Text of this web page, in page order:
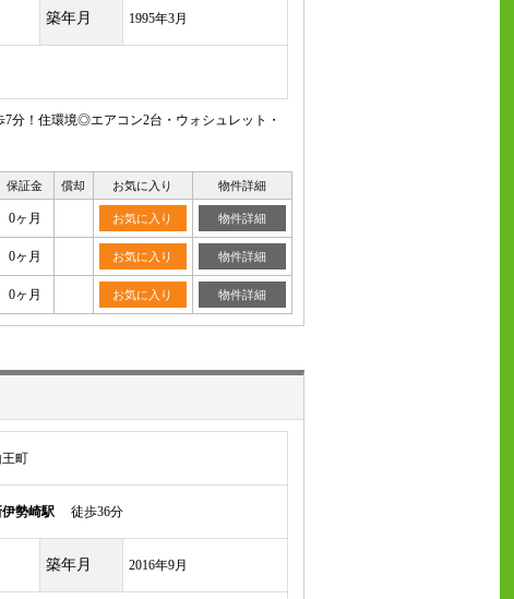
築年月 1995年3月
！住環境◎エアコン2台・ウォシュレット・
保証金 償却 お気に入り 物件詳細
0ヶ月 お気に入り 物件詳細
0ヶ月 お気に入り 物件詳細
0ヶ月 お気に入り 物件詳細
町
勢崎駅徒歩36分
築年月 2016年9月